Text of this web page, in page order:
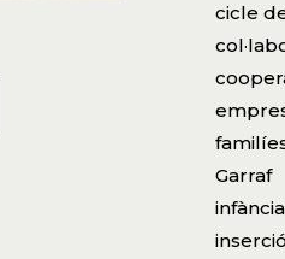
cicle
Garraf
infància
inserció